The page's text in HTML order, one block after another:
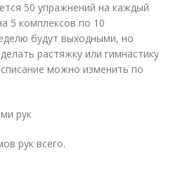
50 упражнений на каждый
5 комплексов по 10
будут выходными, но
растяжку или гимнастику
можно изменить по
рук
рук всего.